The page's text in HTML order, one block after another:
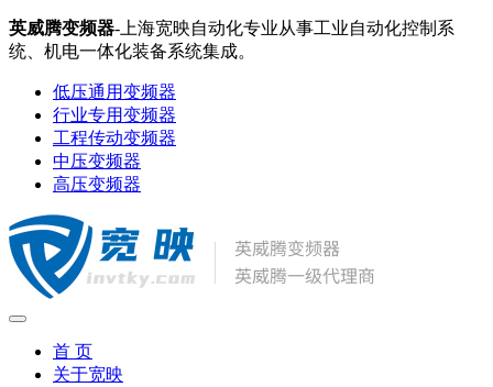
英威腾变频器-上海宽映自动化专业从事工业自动化控制系
统、机电一体化装备系统集成。
低压通用变频器
行业专用变频器
工程传动变频器
中压变频器
高压变频器
首 页
关于宽映